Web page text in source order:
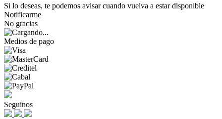
Si lo deseas, te podemos avisar cuando vuelva a estar disponible
Notificarme
No gracias
Medios de pago
Seguinos